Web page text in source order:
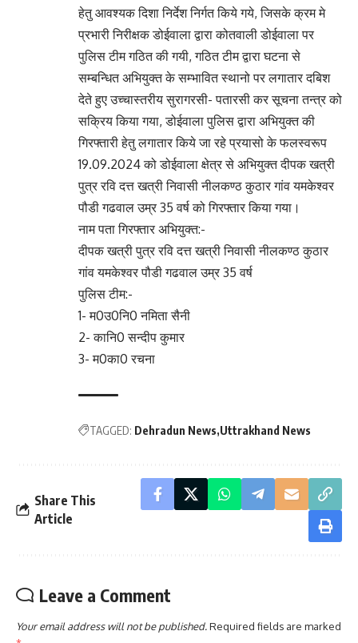
हेतु आवश्यक दिशा निर्देश निर्गत किये गये, जिसके क्रम मे
प्रभारी निरीक्षक डोईवाला द्वारा कोतवाली डोईवाला पर
पुलिस टीम गठित की गयी, गठित टीम द्वारा घटना से
सम्बन्धित अभियुक्त के सम्भावित स्थानो पर लगातार दबिश
देते हुए उच्चास्तरीय सुरागरसी- पतारसी कर सूचना तन्त्र को
सक्रिय किया गया, डोईवाला पुलिस द्वारा अभियुक्त की
गिरफ्तारी हेतु लगातार किये जा रहे प्रयासो के फलस्वरूप
19.09.2024 को डोईवाला क्षेत्र से अभियुक्त दीपक खत्री
पुत्र रवि दत्त खत्री निवासी नीलकण्ठ कुठार गांव यमकेश्वर
पौडी गढवाल उम्र 35 वर्ष को गिरफ्तार किया गया।
नाम पता गिरफ्तार अभियुक्त:-
दीपक खत्री पुत्र रवि दत्त खत्री निवासी नीलकण्ठ कुठार
गांव यमकेश्वर पौडी गढवाल उम्र 35 वर्ष
पुलिस टीम:-
1- म0उ0नि0 नमिता सैनी
2- कानि0 सन्दीप कुमार
3- म0का0 रचना
TAGGED: Dehradun News Uttrakhand News
Share This
Article
Leave a Comment
Your email address will not be published.Required fields are marked